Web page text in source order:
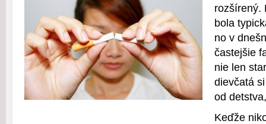
rozšírený.
bola
no v
častejšie
nie len
dievčatá
od
Keďže